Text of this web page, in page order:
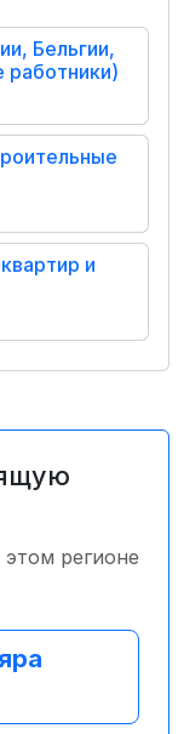
Бельгии,
и
регионе